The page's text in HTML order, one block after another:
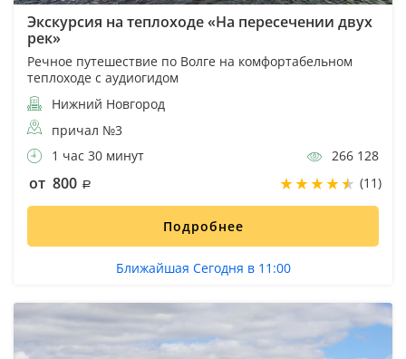
Экскурсия на теплоходе «На пересечении двух
рек»
Речное путешествие по Волге на комфортабельном
теплоходе с аудиогидом
Нижний Новгород
причал №3
1 час 30 минут
266 128
от 800 (11)
Подробнее
Ближайшая Сегодня в 11:00